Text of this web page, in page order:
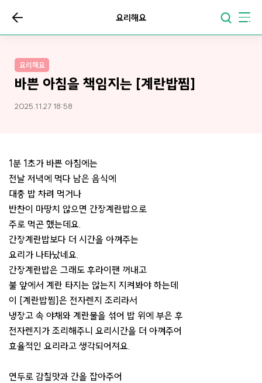
요리해요
요리해요
바쁜 아침을 책임지는 [계란밥찜]
2025.11.27 18:58
1분 1초가 바쁜 아침에는
전날 저녁에 먹다 남은 음식에
대충 밥 차려 먹거나
반찬이 마땅치 않으면 간장계란밥으로
주로 먹곤 했는데요.
간장계란밥보다 더 시간을 아껴주는
요리가 나타났네요.
간장계란밥은 그래도 후라이팬 꺼내고
불 앞에서 계란 타지는 않는지 지켜봐야 하는데
이 [계란밥찜]은 전자렌지 조리라서
냉장고 속 야채와 계란물을 섞어 밥 위에 부은 후
전자렌지가 조리해주니 요리시간을 더 아껴주어
효율적인 요리라고 생각되어져요.
연두로 감칠맛과 간을 잡아주어